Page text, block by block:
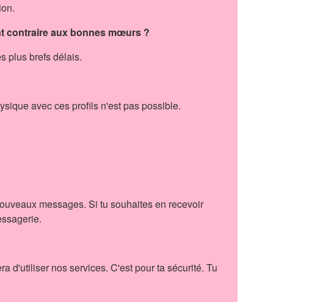
contraire aux bonnes mœurs ?
plus brefs délais.
avec ces profils n'est pas possible.
messages. Si tu souhaites en recevoir
d'utiliser nos services. C'est pour ta sécurité. Tu